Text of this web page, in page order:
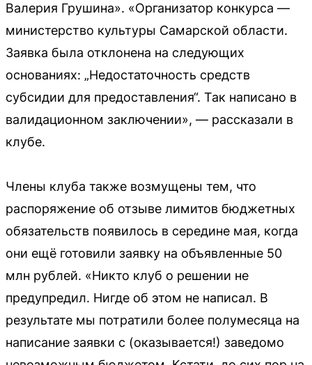
Валерия Грушина». «Организатор конкурса —
министерство культуры Самарской области.
Заявка была отклонена на следующих
основаниях: „Недостаточность средств
субсидии для предоставления“. Так написано в
валидационном заключении», — рассказали в
клубе.
Члены клуба также возмущены тем, что
распоряжение об отзыве лимитов бюджетных
обязательств появилось в середине мая, когда
они ещё готовили заявку на объявленные 50
млн рублей. «Никто клуб о решении не
предупредил. Нигде об этом не написал. В
результате мы потратили более полумесяца на
написание заявки с (оказывается!) заведомо